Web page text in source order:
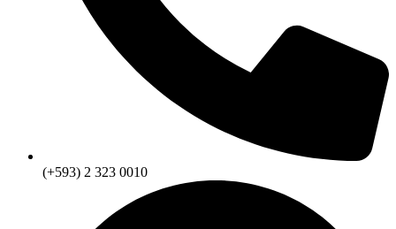
(+593) 2 323 0010